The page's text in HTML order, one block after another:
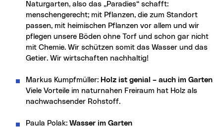
Naturgarten, also das „Paradies“ schafft:
menschengerecht; mit Pflanzen, die zum Standort
passen, mit heimischen Pflanzen vor allem und wir
pflegen unsere Böden ohne Torf und schon gar nicht
mit Chemie. Wir schützen somit das Wasser und das
Getier. Wir wirtschaften nachhaltig!
Markus Kumpfmüller: Holz ist genial – auch im Garten
Viele Vorteile im naturnahen Freiraum hat Holz als
nachwachsender Rohstoff.
Paula Polak: Wasser im Garten